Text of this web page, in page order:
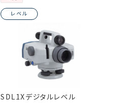
レベル
SDL1Xデジタルレベル